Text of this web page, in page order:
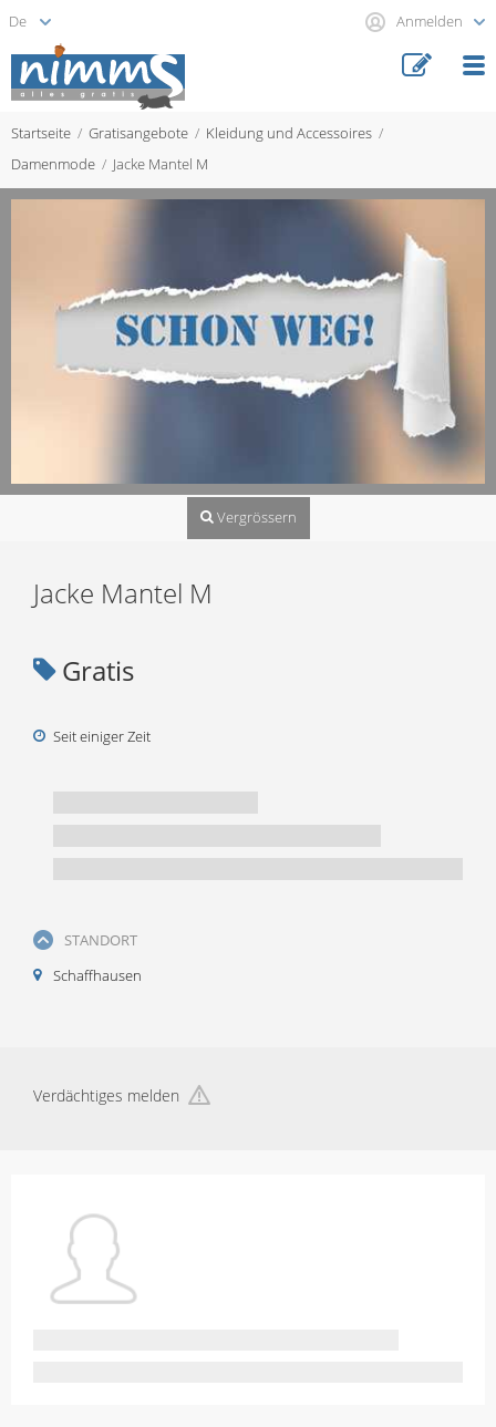
Anmelden
Startseite Gratisangebote
Kleidung und Accessoires
Damenmode
Jacke Mantel M
Vergrössern
Jacke Mantel M
Gratis
Seit einiger Zeit
STANDORT
Schaffhausen
Verdächtiges melden